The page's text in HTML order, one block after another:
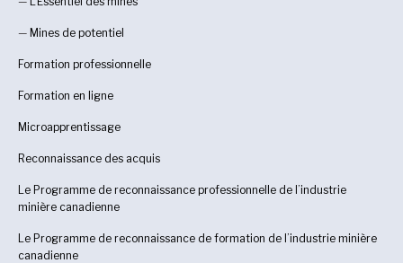
— Mines de potentiel
Formation professionnelle
Formation en ligne
Microapprentissage
Reconnaissance des acquis
Le Programme de reconnaissance professionnelle de l’industrie
minière canadienne
Le Programme de reconnaissance de formation de l’industrie minière
canadienne